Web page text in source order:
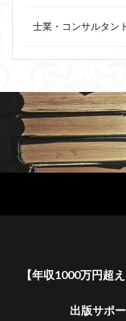
士業・コンサルタン
【年収1000万円超
出版サポ